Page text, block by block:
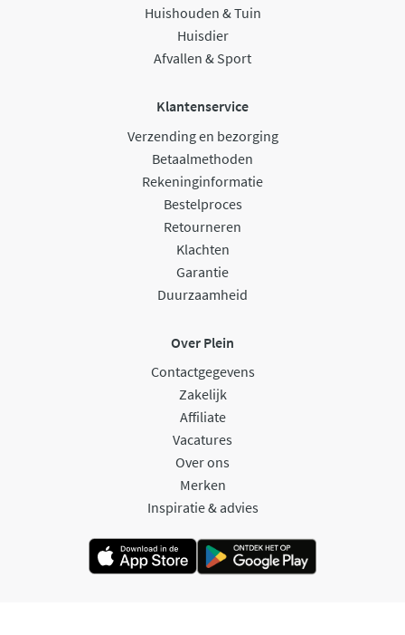
Huishouden & Tuin
Huisdier
Afvallen & Sport
Klantenservice
Verzending en bezorging
Betaalmethoden
Rekeninginformatie
Bestelproces
Retourneren
Klachten
Garantie
Duurzaamheid
Over Plein
Contactgegevens
Zakelijk
Affiliate
Vacatures
Over ons
Merken
Inspiratie & advies